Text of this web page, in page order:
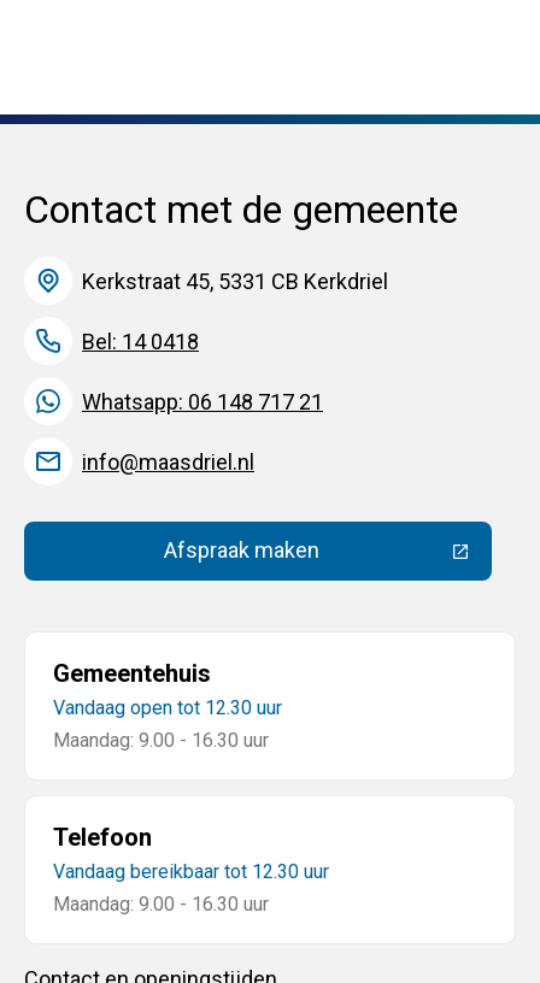
Contact met de gemeente
Kerkstraat 45, 5331 CB Kerkdriel
Bel: 14 0418
Whatsapp: 06 148 717 21
info@maasdriel.nl
Afspraak maken(Deze link gaat naar een
Gemeentehuis
Vandaag open tot 12.30 uur
Maandag: 9.00 - 16.30 uur
Telefoon
Vandaag bereikbaar tot 12.30 uur
Maandag: 9.00 - 16.30 uur